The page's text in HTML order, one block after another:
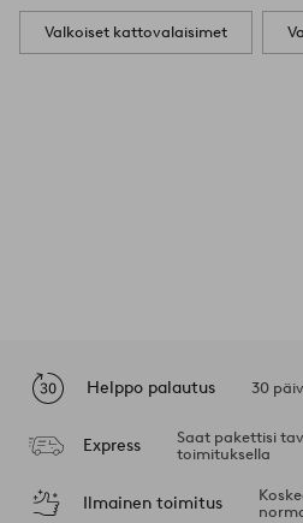
Valkoiset kattovalaisimet
Helppo palautus 30
Express
Saat pakettisi
toimituksella
Ilmainen toimitus